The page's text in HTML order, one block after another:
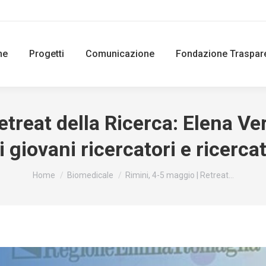
Progetti Comunicazione Fondazione
della Ricerca: Elena
giovani ricercatori e
You are here:
Home Biomedicale Rimini, 4-5 maggio | Retreat…